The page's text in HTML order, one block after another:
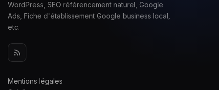
WordPress, SEO référencement naturel, Google
Ads, Fiche d'établissement Google business local,
etc.
Mentions légales